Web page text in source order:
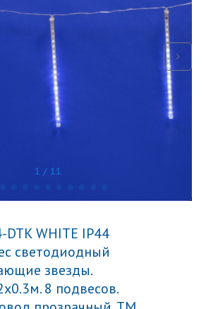
1 / 11
светодиодный
звезды.
8 подвесов.